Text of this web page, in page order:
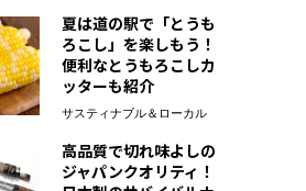
夏は道の駅で「とうも
ろこし」を楽しもう！
便利なとうもろこしカ
ッターも紹介
サスティナブル＆ローカル
高品質で切れ味よしの
ジャパンクオリティ！